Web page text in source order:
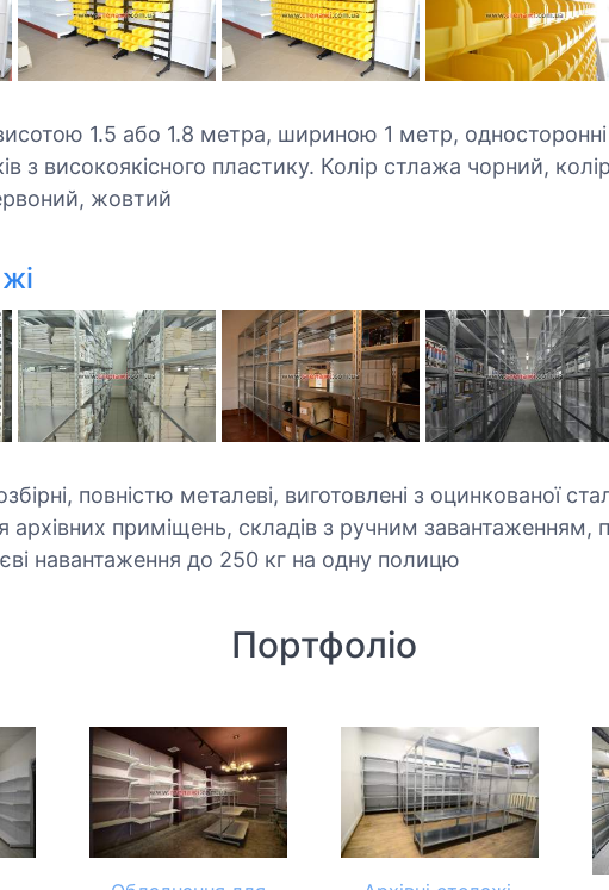
1.5 або 1.8 метра, шириною 1 метр, односторонні
з високоякісного пластику. Колір стлажа чорний,
жовтий
повністю металеві, виготовлені з оцинкованої
архівних приміщень, складів з ручним завантаженням,
навантаження до 250 кг на одну полицю
Портфоліо